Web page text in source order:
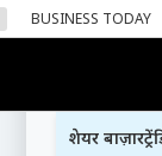
BUSINESS TODAY
शेयर बाज़ार